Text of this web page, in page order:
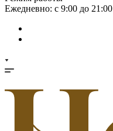
Ежедневно: с 9:00 до 21:00